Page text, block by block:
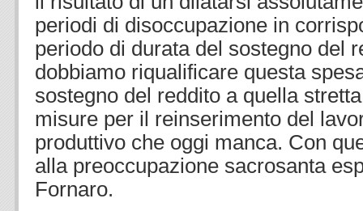
periodi di disoccupazione in
periodo di durata del sostegno del
dobbiamo riqualificare questa
sostegno del reddito a quella
misure per il reinserimento del
produttivo che oggi manca. Con
alla preoccupazione sacrosanta
Fornaro.